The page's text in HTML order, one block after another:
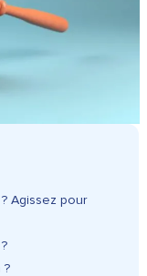
Agissez pour
?